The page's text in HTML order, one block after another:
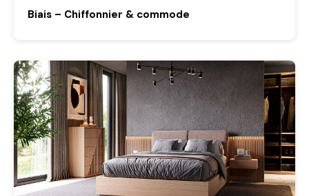
Biais – Chiffonnier & commode